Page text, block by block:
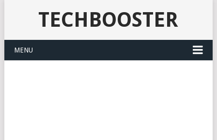
TECHBOOSTER
MENU